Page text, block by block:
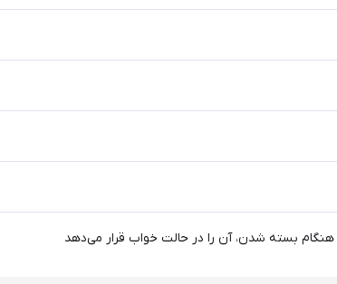
هنگام بسته شدن، آن را در حالت خواب قرار می‌دهد